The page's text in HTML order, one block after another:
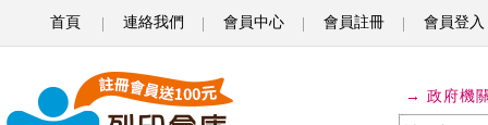
首頁 連絡我們 會員中心 會員註冊 會員登入
→ 政府機